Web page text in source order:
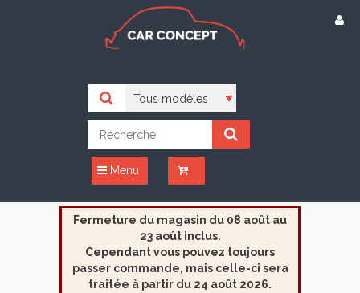
Menu
Fermeture du magasin du 08 août au
23 août inclus.
Cependant vous pouvez toujours
passer commande, mais celle-ci sera
traitée à partir du 24 août 2026.